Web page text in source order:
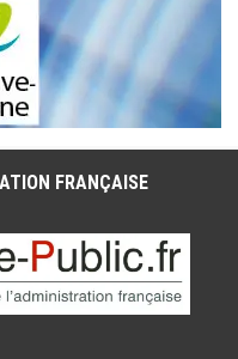
FRANÇAISE